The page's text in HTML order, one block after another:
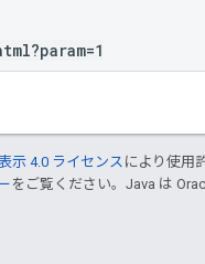
示 4.0 ライセンス により使用
をご覧ください。Java は